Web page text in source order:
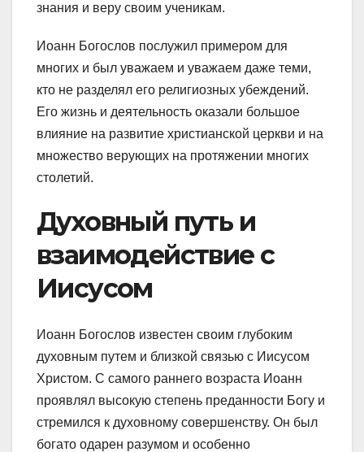
знания и веру своим ученикам.
Иоанн Богослов послужил примером для
многих и был уважаем и уважаем даже теми,
кто не разделял его религиозных убеждений.
Его жизнь и деятельность оказали большое
влияние на развитие христианской церкви и на
множество верующих на протяжении многих
столетий.
Духовный путь и
взаимодействие с
Иисусом
Иоанн Богослов известен своим глубоким
духовным путем и близкой связью с Иисусом
Христом. С самого раннего возраста Иоанн
проявлял высокую степень преданности Богу и
стремился к духовному совершенству. Он был
богато одарен разумом и особенно